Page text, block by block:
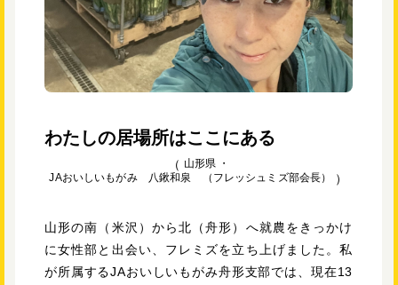
わたしの居場所はここにある
山形県 ・
JAおいしいもがみ 八鍬和泉 （フレッシュミズ部会長）
山形の南（米沢）から北（舟形）へ就農をきっかけ
に女性部と出会い、フレミズを立ち上げました。私
が所属するJAおいしいもがみ舟形支部では、現在13